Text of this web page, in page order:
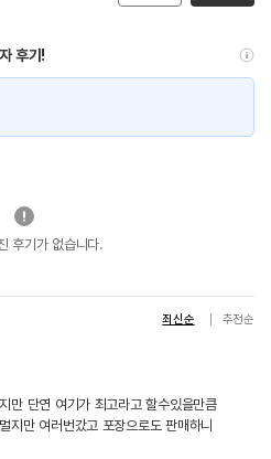
후기!
후기가 없습니다.
최신순 추천순
만 단연 여기가 최고라고 할수있을만큼
지만 여러번갔고 포장으로도 판매하니